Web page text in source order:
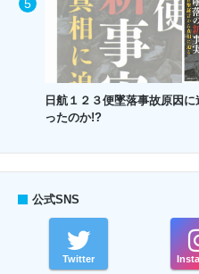
日航１２３便墜落事故原因
ったのか!?
公式SNS
Twitter